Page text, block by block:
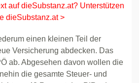
auf dieSubstanz.at? Unterstützen
dieSubstanz.at >
einen kleinen Teil der
Versicherung abdecken. Das
ab. Abgesehen davon wollen die
die gesamte Steuer- und